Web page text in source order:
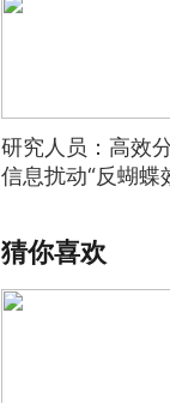
选项怎么办？
研究人员：高效
信息扰动“反蝴蝶
猜你喜欢